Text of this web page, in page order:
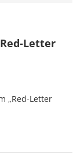
Letter
„Red-Letter